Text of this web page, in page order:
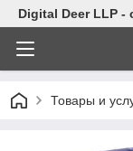
Digital Deer LLP -
Товары и